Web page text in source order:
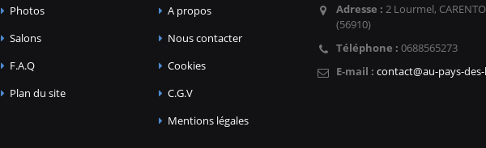
Photos
Salons
F.A.Q
Plan du site
A propos
Nous contacter
Cookies
C.G.V
Mentions légales
Adresse : 2 Lourmel,
(56910)
Téléphone : 0688565273
E-mail : contact@au-pays-